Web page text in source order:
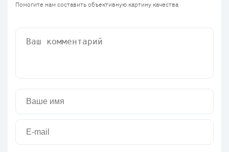
Помогите нам составить объективную картину качества